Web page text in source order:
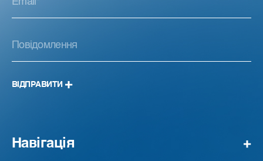
ВІДПРАВИТИ
Навігація